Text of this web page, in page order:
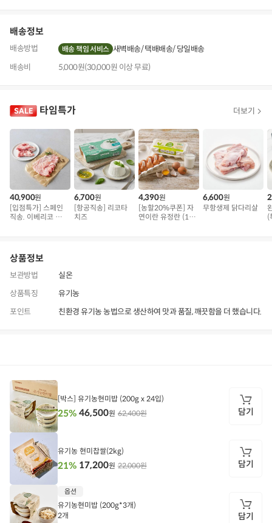
배송정보
배송방법 배송 책임 서비스 새벽배송 택배배송 당일배송
배송비
5,000원(30,000원 이상 무료)
타임특가 더보기
40,900원
[입점특가] 스페인
직송. 이베리코 삼
6,700원
[항공직송] 리코타
치즈
4,390원
[농할20%쿠폰] 자
연이란 유정란 (10
6,600원
무항생제 닭다리살
(
상품정보
보관방법
실온
상품특징
유기농
포인트
친환경 유기농 농법으로 생산하여 맛과 품질, 깨끗함을 더 했습니다.
상
품
정
보
담
[박스] 유기농현미밥 (200g x 24입)
62,400원
25% 46,500원 담기
담
유기농 현미찹쌀(2kg)
22,000원
21% 17,200원 담기
옵션
유기농현미밥 (200g*3개)
2개
담기